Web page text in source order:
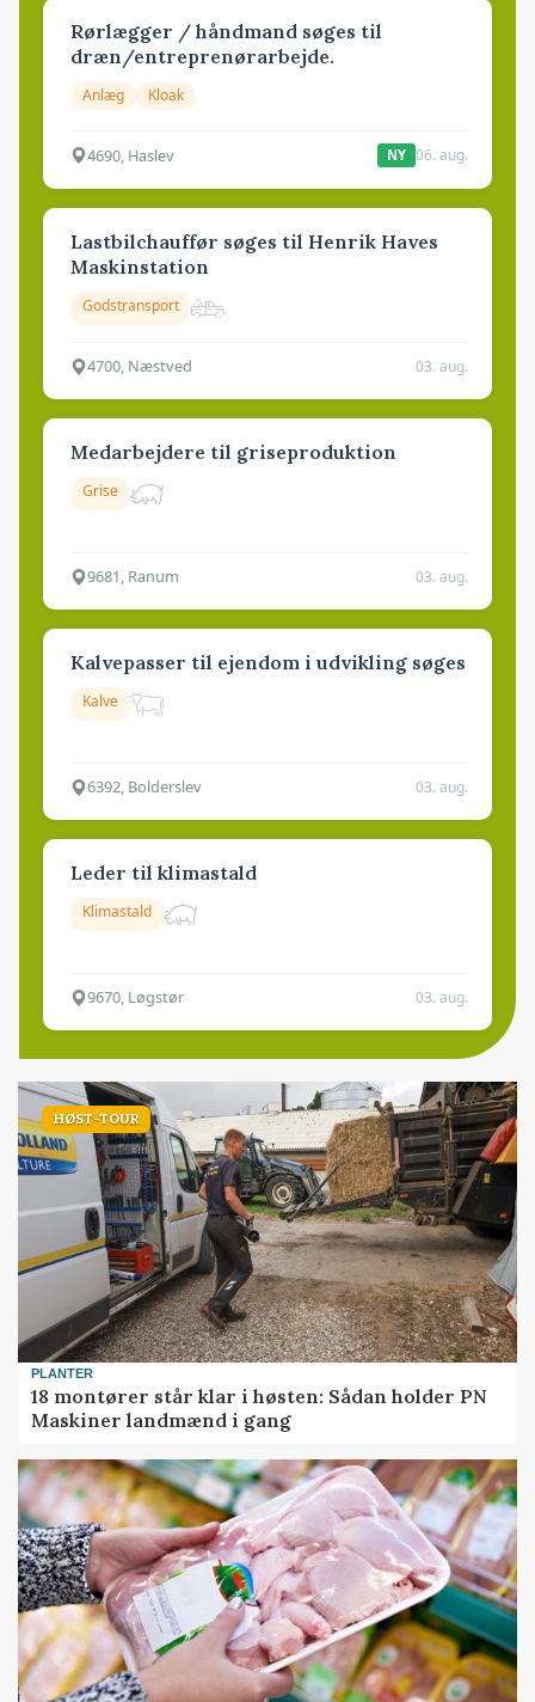
Rørlægger / håndmand søges til
dræn/entreprenørarbejde.
Anlæg Kloak
4690, Haslev NY 06. aug.
Lastbilchauffør søges til Henrik Haves
Maskinstation
Godstransport
4700, Næstved 03. aug.
Medarbejdere til griseproduktion
Grise
9681, Ranum 03. aug.
Kalvepasser til ejendom i udvikling søges
Kalve
6392, Bolderslev 03. aug.
Leder til klimastald
Klimastald
9670, Løgstør 03. aug.
HØST-TOUR
PLANTER
18 montører står klar i høsten: Sådan holder PN
Maskiner landmænd i gang